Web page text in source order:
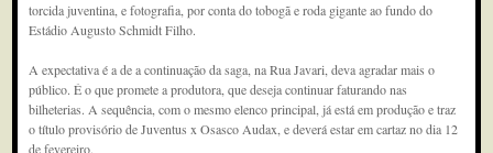
torcida juventina, e fotografia, por conta do tobogã e roda gigante ao fundo do
Estádio Augusto Schmidt Filho.
A expectativa é a de a continuação da saga, na Rua Javari, deva agradar mais o
público. É o que promete a produtora, que deseja continuar faturando nas
bilheterias. A sequência, com o mesmo elenco principal, já está em produção e traz
o título provisório de Juventus x Osasco Audax, e deverá estar em cartaz no dia 12
de fevereiro.